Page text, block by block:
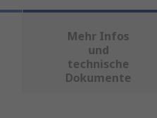
Mehr Infos
und
technische
Dokumente